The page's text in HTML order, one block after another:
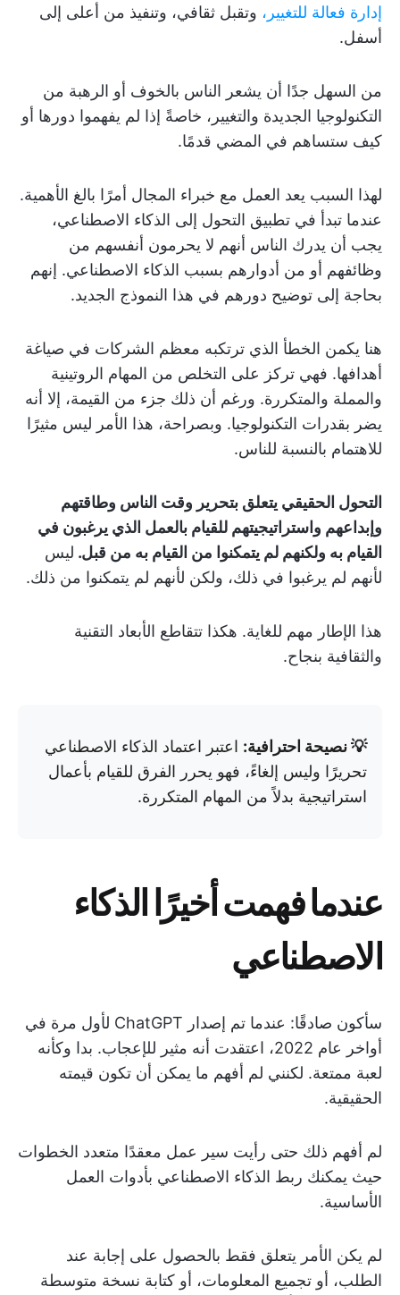
إدارة فعالة للتغيير، وتقبل ثقافي، وتنفيذ من أعلى إلى
أسفل.
من السهل جدًا أن يشعر الناس بالخوف أو الرهبة من
التكنولوجيا الجديدة والتغيير، خاصةً إذا لم يفهموا دورها أو
كيف ستساهم في المضي قدمًا.
لهذا السبب يعد العمل مع خبراء المجال أمرًا بالغ الأهمية.
عندما تبدأ في تطبيق التحول إلى الذكاء الاصطناعي،
يجب أن يدرك الناس أنهم لا يحرمون أنفسهم من
وظائفهم أو من أدوارهم بسبب الذكاء الاصطناعي. إنهم
بحاجة إلى توضيح دورهم في هذا النموذج الجديد.
هنا يكمن الخطأ الذي ترتكبه معظم الشركات في صياغة
أهدافها. فهي تركز على التخلص من المهام الروتينية
والمملة والمتكررة. ورغم أن ذلك جزء من القيمة، إلا أنه
يضر بقدرات التكنولوجيا. وبصراحة، هذا الأمر ليس مثيرًا
للاهتمام بالنسبة للناس.
التحول الحقيقي يتعلق بتحرير وقت الناس وطاقتهم
وإبداعهم واستراتيجيتهم للقيام بالعمل الذي يرغبون في
القيام به ولكنهم لم يتمكنوا من القيام به من قبل. ليس
لأنهم لم يرغبوا في ذلك، ولكن لأنهم لم يتمكنوا من ذلك.
هذا الإطار مهم للغاية. هكذا تتقاطع الأبعاد التقنية
والثقافية بنجاح.
💡 نصيحة احترافية: اعتبر اعتماد الذكاء الاصطناعي
تحريرًا وليس إلغاءً، فهو يحرر الفرق للقيام بأعمال
استراتيجية بدلاً من المهام المتكررة.
عندما فهمت أخيرًا الذكاء
الاصطناعي
سأكون صادقًا: عندما تم إصدار ChatGPT لأول مرة في
أواخر عام 2022، اعتقدت أنه مثير للإعجاب. بدا وكأنه
لعبة ممتعة. لكنني لم أفهم ما يمكن أن تكون قيمته
الحقيقية.
لم أفهم ذلك حتى رأيت سير عمل معقدًا متعدد الخطوات
حيث يمكنك ربط الذكاء الاصطناعي بأدوات العمل
الأساسية.
لم يكن الأمر يتعلق فقط بالحصول على إجابة عند
الطلب، أو تجميع المعلومات، أو كتابة نسخة متوسطة